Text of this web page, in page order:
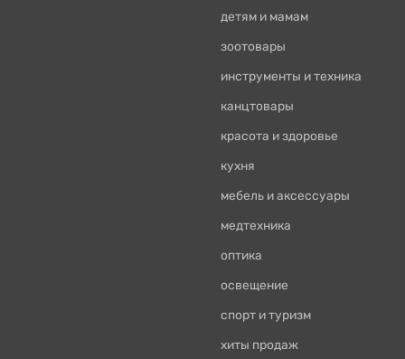
детям и мамам
зоотовары
инструменты и техника
канцтовары
красота и здоровье
кухня
мебель и аксессуары
медтехника
оптика
освещение
спорт и туризм
хиты продаж